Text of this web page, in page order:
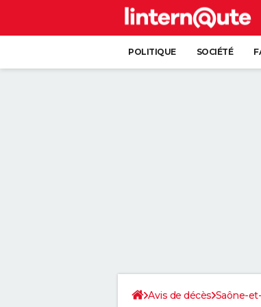
POLITIQUE SOCIÉTÉ
Avis de décès Saône-